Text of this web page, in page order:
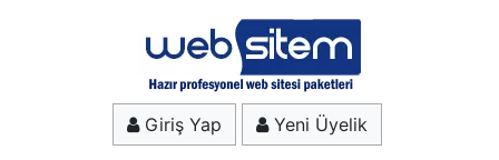
Giriş Yap Yeni Üyelik